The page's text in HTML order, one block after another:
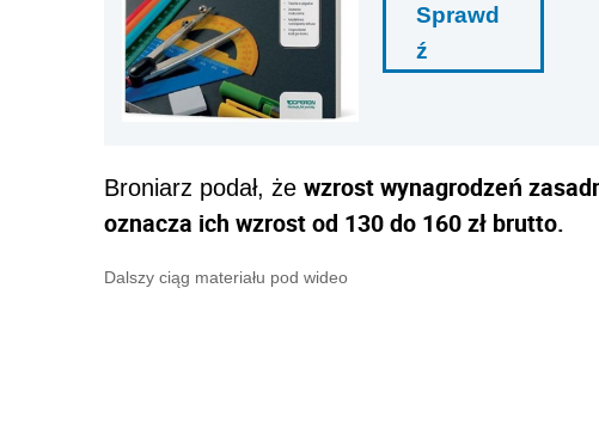
Sprawd
ź
Broniarz podał, że wzrost wynagrodzeń
oznacza ich wzrost od 130 do 160 zł brutto.
Dalszy ciąg materiału pod wideo